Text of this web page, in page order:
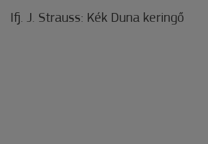
Ifj. J. Strauss: Kék Duna keringő